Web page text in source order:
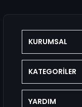
KURUMSAL
KATEGORİLER
YARDIM